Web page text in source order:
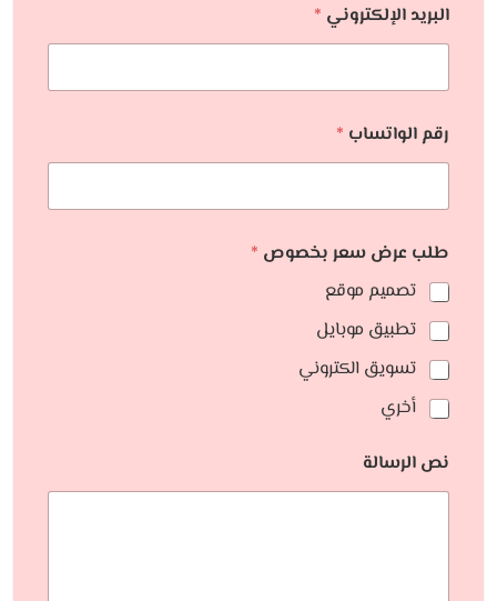
البريد الإلكتروني *
رقم الواتساب *
طلب عرض سعر بخصوص *
تصميم موقع
تطبيق موبايل
تسويق الكتروني
أخري
نص الرسالة